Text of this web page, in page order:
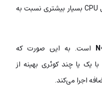
که برای انجام یک کار ساده، سیکل‌های CPU بسیار بیشتری نسبت به
است. به این صورت که
یک یا چند کوئری بهینه از
اجرا می‌کند.